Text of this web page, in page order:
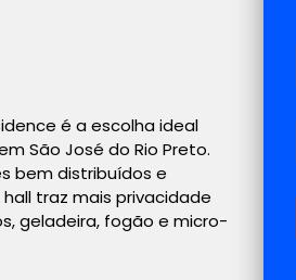
é a escolha ideal
São José do Rio Preto.
bem distribuídos e
traz mais privacidade
geladeira, fogão e micro-